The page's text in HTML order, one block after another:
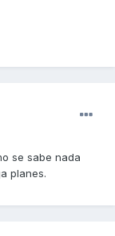
se sabe nada
planes.